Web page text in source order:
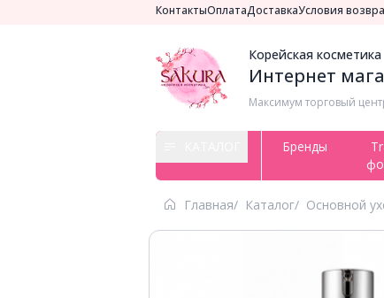
КонтактыОплатаДоставкаУсловия
Корейская косметика
Интернет
Максимум торговый
Бренды
Главная Каталог Основной